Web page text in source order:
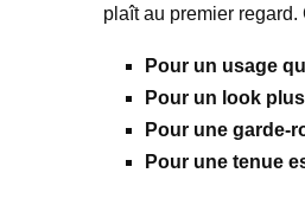
plaît au premier
Pour un usage
Pour un look
Pour une garde-
Pour une tenue